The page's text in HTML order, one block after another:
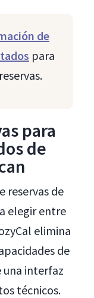
de
para
para
de
reservas de
elegir entre
elimina
de
una interfaz
técnicos.